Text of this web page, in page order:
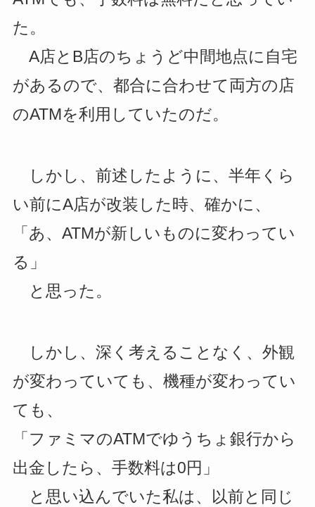
た。
A店とB店のちょうど中間地点に自宅
があるので、都合に合わせて両方の店
のATMを利用していたのだ。
しかし、前述したように、半年くら
い前にA店が改装した時、確かに、
「あ、ATMが新しいものに変わってい
る」
と思った。
しかし、深く考えることなく、外観
が変わっていても、機種が変わってい
ても、
「ファミマのATMでゆうちょ銀行から
出金したら、手数料は0円」
と思い込んでいた私は、以前と同じ